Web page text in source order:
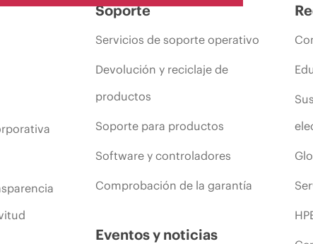
Soporte
Servicios de soporte operativo
Devolución y reciclaje de
productos
Soporte para productos
Software y controladores
Comprobación de la garantía
Eventos y noticias